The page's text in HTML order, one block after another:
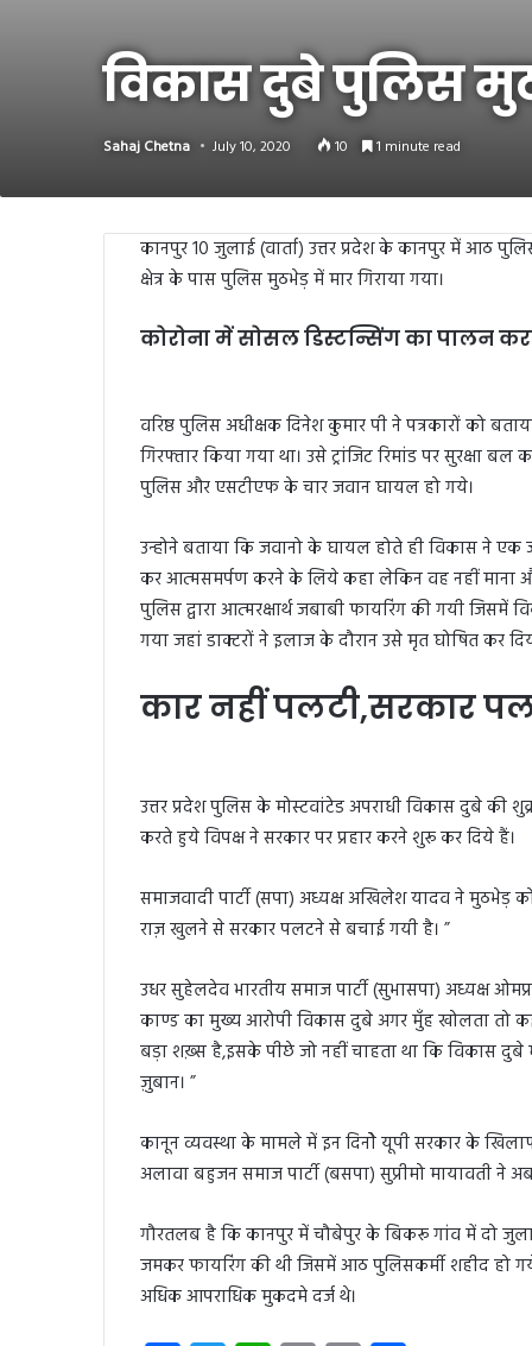
विकास दुबे पुलिस
Sahaj Chetna July 10, 2020 10 1 minute read
कानपुर 10 जुलाई (वार्ता) उत्तर प्रदेश के कानपुर में आठ
क्षेत्र के पास पुलिस मुठभेड़ में मार गिराया गया।
कोरोना में सोसल डिस्टन्सिंग का पालन
वरिष्ठ पुलिस अधीक्षक दिनेश कुमार पी ने पत्रकारों को
गिरफ्तार किया गया था। उसे ट्रांजिट रिमांड पर सुरक्षा
पुलिस और एसटीएफ के चार जवान घायल हो गये।
उन्होने बताया कि जवानो के घायल होते ही विकास ने
कर आत्मसमर्पण करने के लिये कहा लेकिन वह नहीं माना
पुलिस द्वारा आत्मरक्षार्थ जबाबी फायरिंग की गयी
गया जहां डाक्टरों ने इलाज के दौरान उसे मृत घोषित कर
कार नहीं पलटी,सरकार
उत्तर प्रदेश पुलिस के मोस्टवांटेड अपराधी विकास दुबे की
करते हुये विपक्ष ने सरकार पर प्रहार करने शुरू कर दिये हैं।
समाजवादी पार्टी (सपा) अध्यक्ष अखिलेश यादव ने मुठभेड़
राज़ खुलने से सरकार पलटने से बचाई गयी है। ”
उधर सुहेलदेव भारतीय समाज पार्टी (सुभासपा) अध्यक्ष
काण्ड का मुख्य आरोपी विकास दुबे अगर मुँह खोलता तो
बड़ा शख़्स है,इसके पीछे जो नहीं चाहता था कि विकास
ज़ुबान। ”
कानून व्यवस्था के मामले में इन दिनोे यूपी सरकार के
अलावा बहुजन समाज पार्टी (बसपा) सुप्रीमो मायावती ने
गौरतलब है कि कानपुर में चौबेपुर के बिकरू गांव में दो
जमकर फायरिंग की थी जिसमें आठ पुलिसकर्मी शहीद
अधिक आपराधिक मुकदमे दर्ज थे।